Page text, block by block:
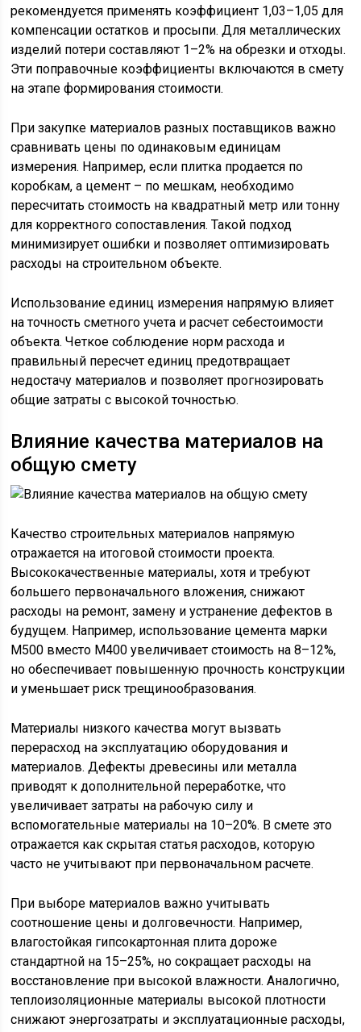
рекомендуется применять коэффициент 1,03–1,05 для
компенсации остатков и просыпи. Для металлических
изделий потери составляют 1–2% на обрезки и отходы.
Эти поправочные коэффициенты включаются в смету
на этапе формирования стоимости.
При закупке материалов разных поставщиков важно
сравнивать цены по одинаковым единицам
измерения. Например, если плитка продается по
коробкам, а цемент – по мешкам, необходимо
пересчитать стоимость на квадратный метр или тонну
для корректного сопоставления. Такой подход
минимизирует ошибки и позволяет оптимизировать
расходы на строительном объекте.
Использование единиц измерения напрямую влияет
на точность сметного учета и расчет себестоимости
объекта. Четкое соблюдение норм расхода и
правильный пересчет единиц предотвращает
недостачу материалов и позволяет прогнозировать
общие затраты с высокой точностью.
Влияние качества материалов на
общую смету
Качество строительных материалов напрямую
отражается на итоговой стоимости проекта.
Высококачественные материалы, хотя и требуют
большего первоначального вложения, снижают
расходы на ремонт, замену и устранение дефектов в
будущем. Например, использование цемента марки
М500 вместо М400 увеличивает стоимость на 8–12%,
но обеспечивает повышенную прочность конструкции
и уменьшает риск трещинообразования.
Материалы низкого качества могут вызвать
перерасход на эксплуатацию оборудования и
материалов. Дефекты древесины или металла
приводят к дополнительной переработке, что
увеличивает затраты на рабочую силу и
вспомогательные материалы на 10–20%. В смете это
отражается как скрытая статья расходов, которую
часто не учитывают при первоначальном расчете.
При выборе материалов важно учитывать
соотношение цены и долговечности. Например,
влагостойкая гипсокартонная плита дороже
стандартной на 15–25%, но сокращает расходы на
восстановление при высокой влажности. Аналогично,
теплоизоляционные материалы высокой плотности
снижают энергозатраты и эксплуатационные расходы,